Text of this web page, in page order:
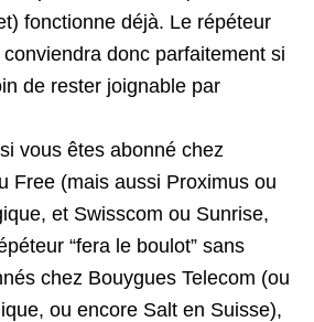
fonctionne déjà. Le répéteur
donc parfaitement si
de rester joignable par
vous êtes abonné chez
Free (mais aussi Proximus ou
et Swisscom ou Sunrise,
“fera le boulot” sans
chez Bouygues Telecom (ou
ou encore Salt en Suisse),